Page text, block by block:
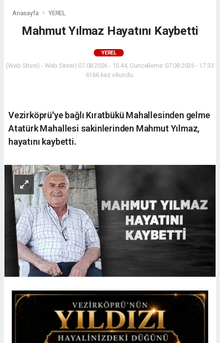
Anasayfa YEREL
Mahmut Yılmaz Hayatını Kaybetti
YEREL
(Web Sitesi) - Web Sitesi | 07.08.2026 - 15:44, Güncelleme: 07.08.2026 - 17:33
6166 kez okundu.
Vezirköprü'ye bağlı Kıratbükü Mahallesinden gelme
Atatürk Mahallesi sakinlerinden Mahmut Yılmaz,
hayatını kaybetti.